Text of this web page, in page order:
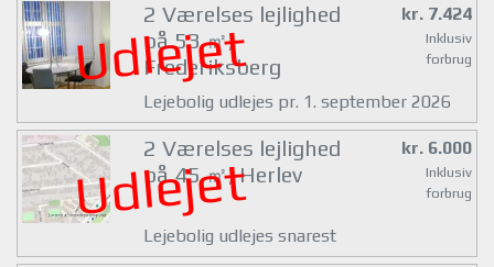
Udlejet
2 Værelses lejlighed
på 53 ㎡,
Frederiksberg
kr. 7.424
Inklusiv
forbrug
Lejebolig udlejes pr. 1. september 2026
Udlejet
2 Værelses lejlighed
på 45 ㎡, Herlev
kr. 6.000
Inklusiv
forbrug
Lejebolig udlejes snarest